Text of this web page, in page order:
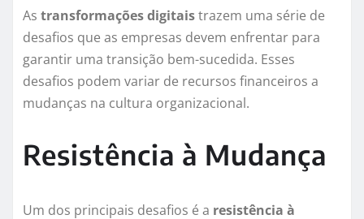
As transformações digitaistrazem uma série de
desafios que as empresas devem enfrentar para
garantir uma transição bem-sucedida. Esses
desafios podem variar de recursos financeiros a
mudanças na cultura organizacional.
Resistência à Mudança
Um dos principais desafios é a resistência à